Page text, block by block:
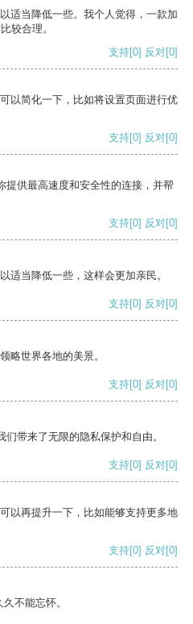
适当降低一些。我个人觉得，一款加
较合理。
支持[0] 反对[0]
以简化一下，比如将设置页面进行优
支持[0] 反对[0]
提供最高速度和安全性的连接，并帮
支持[0] 反对[0]
适当降低一些，这样会更加亲民。
支持[0] 反对[0]
略世界各地的美景。
支持[0] 反对[0]
带来了无限的隐私保护和自由。
支持[0] 反对[0]
以再提升一下，比如能够支持更多地
支持[0] 反对[0]
不能忘怀。